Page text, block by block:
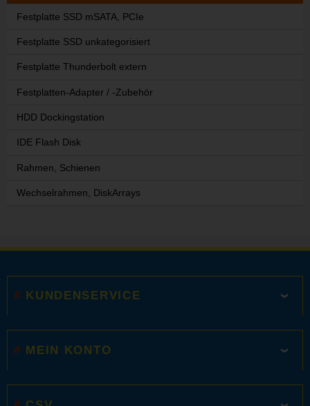
Festplatte SSD mSATA, PCIe
Festplatte SSD unkategorisiert
Festplatte Thunderbolt extern
Festplatten-Adapter / -Zubehör
HDD Dockingstation
IDE Flash Disk
Rahmen, Schienen
Wechselrahmen, DiskArrays
KUNDENSERVICE
MEIN KONTO